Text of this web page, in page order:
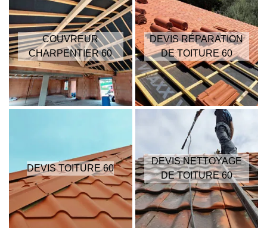
COUVREUR
CHARPENTIER 60
DEVIS RÉPARATION
DE TOITURE 60
DEVIS TOITURE 60
DEVIS NETTOYAGE
DE TOITURE 60